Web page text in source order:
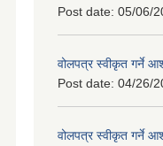
Post date: 05/06/
वोलपत्र स्वीकृत गर्ने
Post date: 04/26/
वोलपत्र स्वीकृत गर्ने